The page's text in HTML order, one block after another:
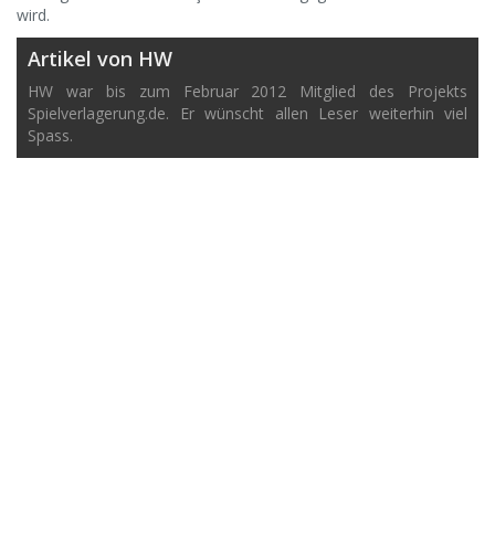
wird.
Artikel von HW
HW war bis zum Februar 2012 Mitglied des Projekts
Spielverlagerung.de. Er wünscht allen Leser weiterhin viel
Spass.